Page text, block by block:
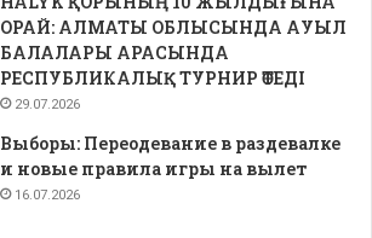
ОРАЙ: АЛМАТЫ ОБЛЫСЫНДА АУЫЛ
БАЛАЛАРЫ АРАСЫНДА
РЕСПУБЛИКАЛЫҚ ТУРНИР ӨТЕДІ
29.07.2026
Выборы: Переодевание в раздевалке
и новые правила игры на вылет
16.07.2026